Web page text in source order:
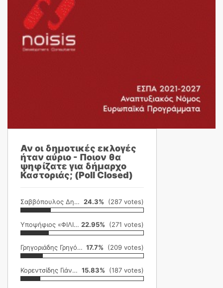
Αν οι δημοτικές εκλογές
ήταν αύριο - Ποιον θα
ψηφίζατε για δήμαρχο
Καστοριάς; (Poll Closed)
Σαββόπουλος Δημήτρης 24.3% (287 votes)
Υποψήφιος «ΦΙΛΙΚΗ ΕΤΑΙΡΕΙΑ» 22.95% (271 votes)
Γρηγοριάδης Γρηγόρης 17.7% (209 votes)
Κορεντσίδης Γιάννης 15.83% (187 votes)